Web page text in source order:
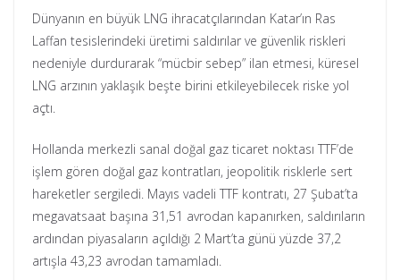
Dünyanın en büyük LNG ihracatçılarından Katar’ın Ras
Laffan tesislerindeki üretimi saldırılar ve güvenlik riskleri
nedeniyle durdurarak “mücbir sebep” ilan etmesi, küresel
LNG arzının yaklaşık beşte birini etkileyebilecek riske yol
açtı.
Hollanda merkezli sanal doğal gaz ticaret noktası TTF’de
işlem gören doğal gaz kontratları, jeopolitik risklerle sert
hareketler sergiledi. Mayıs vadeli TTF kontratı, 27 Şubat’ta
megavatsaat başına 31,51 avrodan kapanırken, saldırıların
ardından piyasaların açıldığı 2 Mart’ta günü yüzde 37,2
artışla 43,23 avrodan tamamladı.